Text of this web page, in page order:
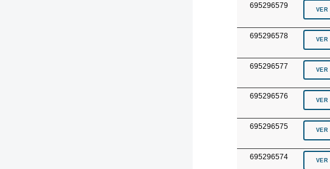
695296579
695296578
695296577
695296576
695296575
695296574